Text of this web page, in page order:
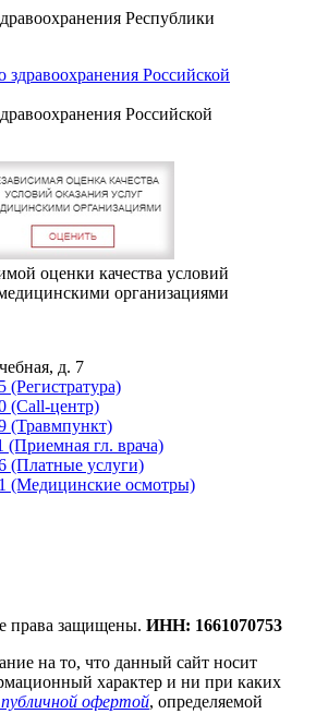
Республики
Российской
оценки качества условий
организациями
д. 7
(Регистратура)
(Call-центр)
(Травмпункт)
(Приемная гл. врача)
(Платные услуги)
(Медицинские осмотры)
права защищены. ИНН: 1661070753
на то, что данный сайт носит
характер и ни при каких
публичной офертой, определяемой